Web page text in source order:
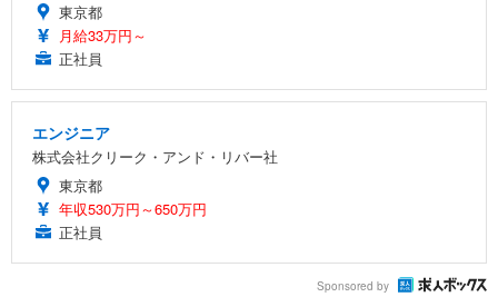
東京都
月給33万円～
正社員
エンジニア
株式会社クリーク・アンド・リバー社
東京都
年収530万円～650万円
正社員
Sponsored by